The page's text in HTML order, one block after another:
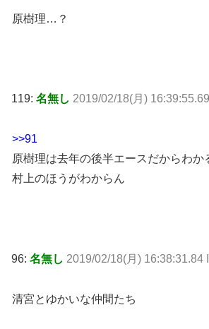
原樹理…？
119: 名無し 2019/02/18(月)
>>91
原樹理は去年の後半エースだからわか
村上のほうがわからん
96: 名無し 2019/02/18(月) 16:38:31.84
清宮とゆかいな仲間たち